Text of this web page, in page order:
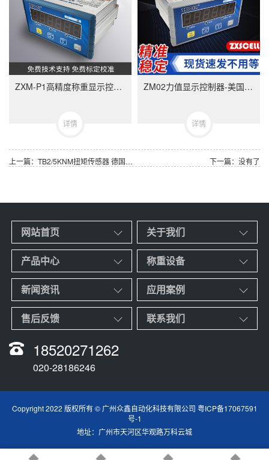
ZXM-P1高精度称重显示控制器-ZXMP1美国中克塞尔品牌称重仪表
详情
ZM02力值显示控制器-美国中克塞尔品牌称重仪表
详情
上一篇：TB2/5KNM扭矩传感器 德国HBM 均匀且平衡 测量精度高 下一篇：没有了
网站首页 关于我们
产品中心 称重设备
新闻资讯 应用案例
售后反馈 联系我们
18520271262
020-28186246
Copyright 2022 版权所有 © 广州众鑫自动化科技有限公司 粤ICP备17067591
号-1
地址：广州市天河区华观路万科云城